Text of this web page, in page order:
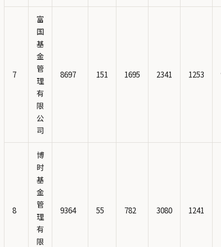
7
富
国
基
金
管
理
有
限
公
司
8697 151 1695 2341 1253
8
博
时
基
金
管
理
有
限
9364 55 782 3080 1241